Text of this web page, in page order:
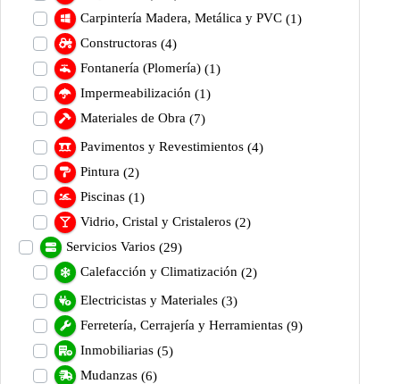
Carpintería Madera, Metálica y PVC (1)
Constructoras (4)
Fontanería (Plomería) (1)
Impermeabilización (1)
Materiales de Obra (7)
Pavimentos y Revestimientos (4)
Pintura (2)
Piscinas (1)
Vidrio, Cristal y Cristaleros (2)
Servicios Varios (29)
Calefacción y Climatización (2)
Electricistas y Materiales (3)
Ferretería, Cerrajería y Herramientas (9)
Inmobiliarias (5)
Mudanzas (6)